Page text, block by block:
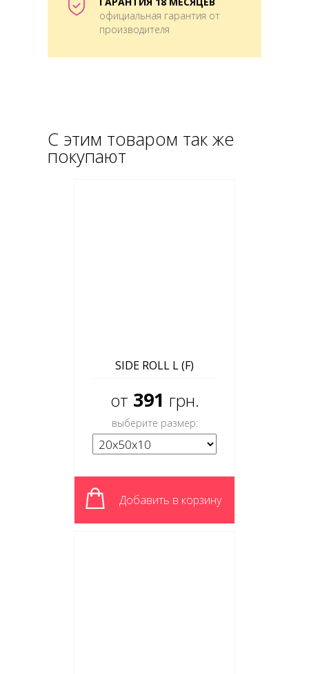
официальная гарантия от
производителя
С этим товаром так же
покупают
SIDE ROLL L (F)
от 391 грн.
выберите размер:
Добавить в корзину